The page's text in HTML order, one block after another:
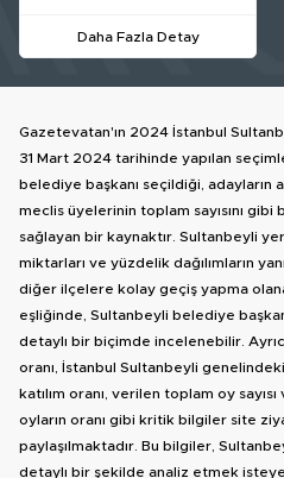
Daha Fazla Detay
Gazetevatan'ın 2024 İstanbul
31 Mart 2024 tarihinde yapılan
belediye başkanı seçildiği, adayların
meclis üyelerinin toplam sayısını
sağlayan bir kaynaktır. Sultanbeyli
miktarları ve yüzdelik dağılımların
diğer ilçelere kolay geçiş yapma
eşliğinde, Sultanbeyli belediye başkan
detaylı bir biçimde incelenebilir.
oranı, İstanbul Sultanbeyli genelindeki
katılım oranı, verilen toplam oy
oyların oranı gibi kritik bilgiler site
paylaşılmaktadır. Bu bilgiler,
detaylı bir şekilde analiz etmek